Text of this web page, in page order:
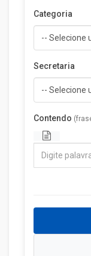
Categoria
Secretaria
Contendo